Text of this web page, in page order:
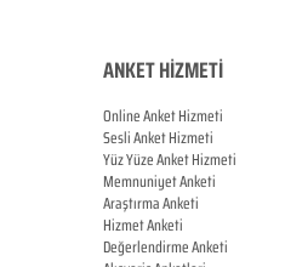
ANKET HİZMETİ
Online Anket Hizmeti
Sesli Anket Hizmeti
Yüz Yüze Anket Hizmeti
Memnuniyet Anketi
Araştırma Anketi
Hizmet Anketi
Değerlendirme Anketi